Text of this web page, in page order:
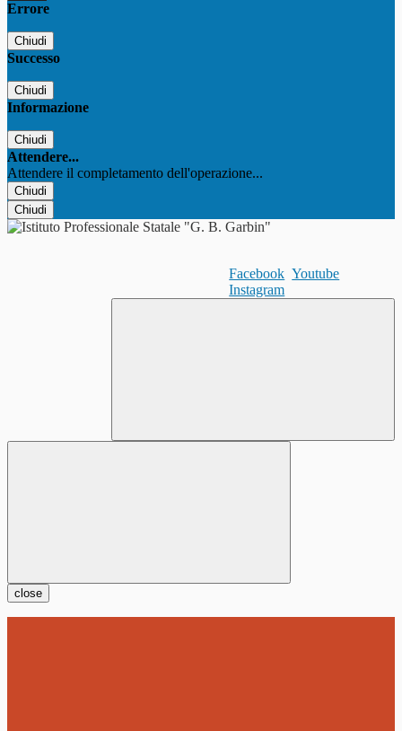
Errore
Chiudi
Successo
Chiudi
Informazione
Chiudi
Attendere...
Attendere il completamento dell'operazione...
Chiudi
Chiudi
Facebook Youtube
Instagram
close